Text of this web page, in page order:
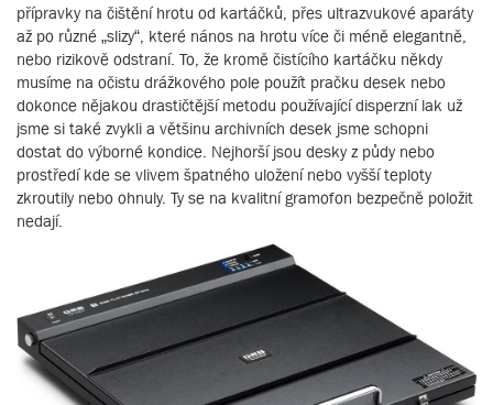
přípravky na čištění hrotu od kartáčků, přes ultrazvukové aparáty
až po různé „slizy“, které nános na hrotu více či méně elegantně,
nebo rizikově odstraní. To, že kromě čistícího kartáčku někdy
musíme na očistu drážkového pole použít pračku desek nebo
dokonce nějakou drastičtější metodu používající disperzní lak už
jsme si také zvykli a většinu archivních desek jsme schopni
dostat do výborné kondice. Nejhorší jsou desky z půdy nebo
prostředí kde se vlivem špatného uložení nebo vyšší teploty
zkroutily nebo ohnuly. Ty se na kvalitní gramofon bezpečně položit
nedají.